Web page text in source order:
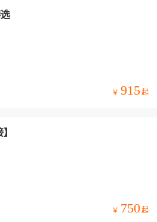
￥ 915起
￥ 750起